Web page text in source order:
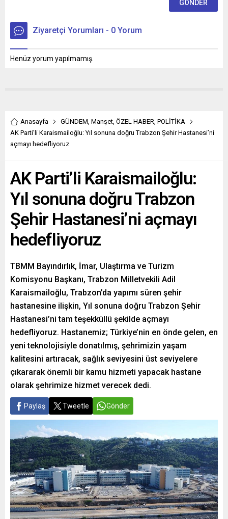
Ziyaretçi Yorumları - 0 Yorum
Henüz yorum yapılmamış.
Anasayfa GÜNDEM, Manşet, ÖZEL HABER, POLİTİKA
AK Parti’li Karaismailoğlu: Yıl sonuna doğru Trabzon Şehir Hastanesi’ni
açmayı hedefliyoruz
AK Parti’li Karaismailoğlu:
Yıl sonuna doğru Trabzon
Şehir Hastanesi’ni açmayı
hedefliyoruz
TBMM Bayındırlık, İmar, Ulaştırma ve Turizm
Komisyonu Başkanı, Trabzon Milletvekili Adil
Karaismailoğlu, Trabzon’da yapımı süren şehir
hastanesine ilişkin, Yıl sonuna doğru Trabzon Şehir
Hastanesi’ni tam teşekküllü şekilde açmayı
hedefliyoruz. Hastanemiz; Türkiye’nin en önde gelen, en
yeni teknolojisiyle donatılmış, şehrimizin yaşam
kalitesini artıracak, sağlık seviyesini üst seviyelere
çıkararak önemli bir kamu hizmeti yapacak hastane
olarak şehrimize hizmet verecek dedi.
Paylaş Tweetle Gönder